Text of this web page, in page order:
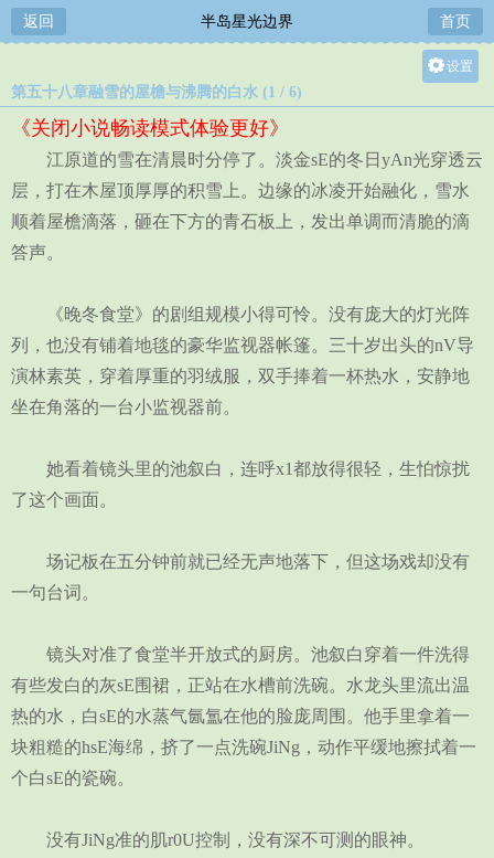
返回 半岛星光边界 首页
设置
中
小
第五十八章融雪的屋檐与沸腾的白水 (1 / 6)
《关闭小说畅读模式体验更好》
江原道的雪在清晨时分停了。淡金sE的冬日yAn光穿透云
层，打在木屋顶厚厚的积雪上。边缘的冰凌开始融化，雪水
顺着屋檐滴落，砸在下方的青石板上，发出单调而清脆的滴
答声。
《晚冬食堂》的剧组规模小得可怜。没有庞大的灯光阵
列，也没有铺着地毯的豪华监视器帐篷。三十岁出头的nV导
演林素英，穿着厚重的羽绒服，双手捧着一杯热水，安静地
坐在角落的一台小监视器前。
她看着镜头里的池叙白，连呼x1都放得很轻，生怕惊扰
了这个画面。
场记板在五分钟前就已经无声地落下，但这场戏却没有
一句台词。
镜头对准了食堂半开放式的厨房。池叙白穿着一件洗得
有些发白的灰sE围裙，正站在水槽前洗碗。水龙头里流出温
热的水，白sE的水蒸气氤氲在他的脸庞周围。他手里拿着一
块粗糙的hsE海绵，挤了一点洗碗JiNg，动作平缓地擦拭着一
个白sE的瓷碗。
没有JiNg准的肌r0U控制，没有深不可测的眼神。